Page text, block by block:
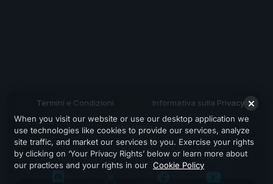
Termini e Condizioni Informativa sulla Privacy
Assistenza
When you visit our website or use our desktop application we
use technologies like cookies to provide our services, analyze
site traffic, and market our services to you. Exercise your rights
by clicking on ‘Your Privacy Rights’ below or learn more about
our practices and your rights in our Cookie Policy